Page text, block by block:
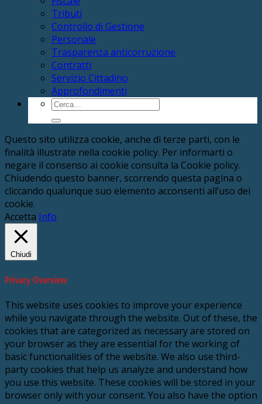
Tributi
Controllo di Gestione
Personale
Trasparenza anticorruzione
Contratti
Servizio Cittadino
Approfondimenti
Cerca:
Questo sito utilizza cookie, anche di terze parti, con le
finalità illustrate nella cookie policy. Per informarti o
negare il consenso ai cookie consulta la Cookie policy.
Chiudendo questo banner, scorrendo questa pagina o
cliccando qualunque suo elemento acconsenti all’uso dei
cookie.
Accetta Info
Chiudi
Privacy Overview
This website uses cookies to improve your experience
while you navigate through the website. Out of these, the
cookies that are categorized as necessary are stored on
your browser as they are essential for the working of
basic functionalities of the website. We also use third-
party cookies that help us analyze and understand how
you use this website. These cookies will be stored in your
browser only with your consent. You also have the option